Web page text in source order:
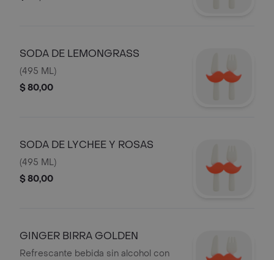
SODA DE LEMONGRASS
(495 ML)
$ 80,00
SODA DE LYCHEE Y ROSAS
(495 ML)
$ 80,00
GINGER BIRRA GOLDEN
Refrescante bebida sin alcohol con